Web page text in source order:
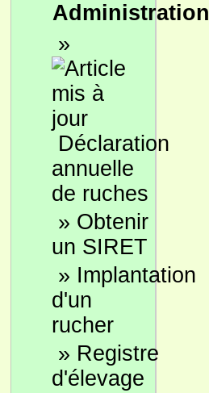
Administration
»
Déclaration
annuelle
de ruches
» Obtenir
un SIRET
» Implantation
d'un
rucher
» Registre
d'élevage